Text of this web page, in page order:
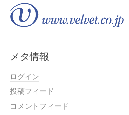
メタ情報
ログイン
投稿フィード
コメントフィード